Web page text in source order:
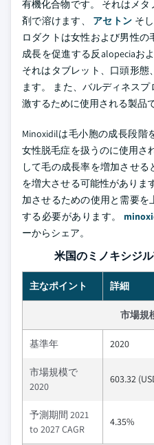
有機化合物です。 それはメ
剤で溶けます、 アセトン そ
ロダクトは女性および男性
成長を促進する反alopeciaお
それはタブレット、口頭形態
ます。 また、バルディネス
激するために使用される製品で
Minoxidilは毛小胞の成長段階
女性脱毛症を扱うのに使用さ
して毛の成長率を増加させ
を増大させる可能性がありま
加させるための使用と需要を
する必要があります。
ーからシェア。
米国のミノキシジ
主なポイント 詳細
市場規
基準年 2020
市場規模で
2020
603.32
予測期間 2021
to 2027 CAGR
4.35%